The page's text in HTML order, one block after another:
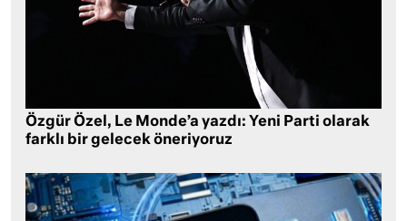
Özgür Özel, Le Monde’a yazdı: Yeni Parti olarak
farklı bir gelecek öneriyoruz